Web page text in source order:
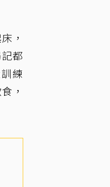
，
都
練
，